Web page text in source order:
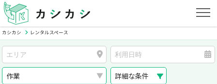
カシカシ レンタルスペース
詳細な条件